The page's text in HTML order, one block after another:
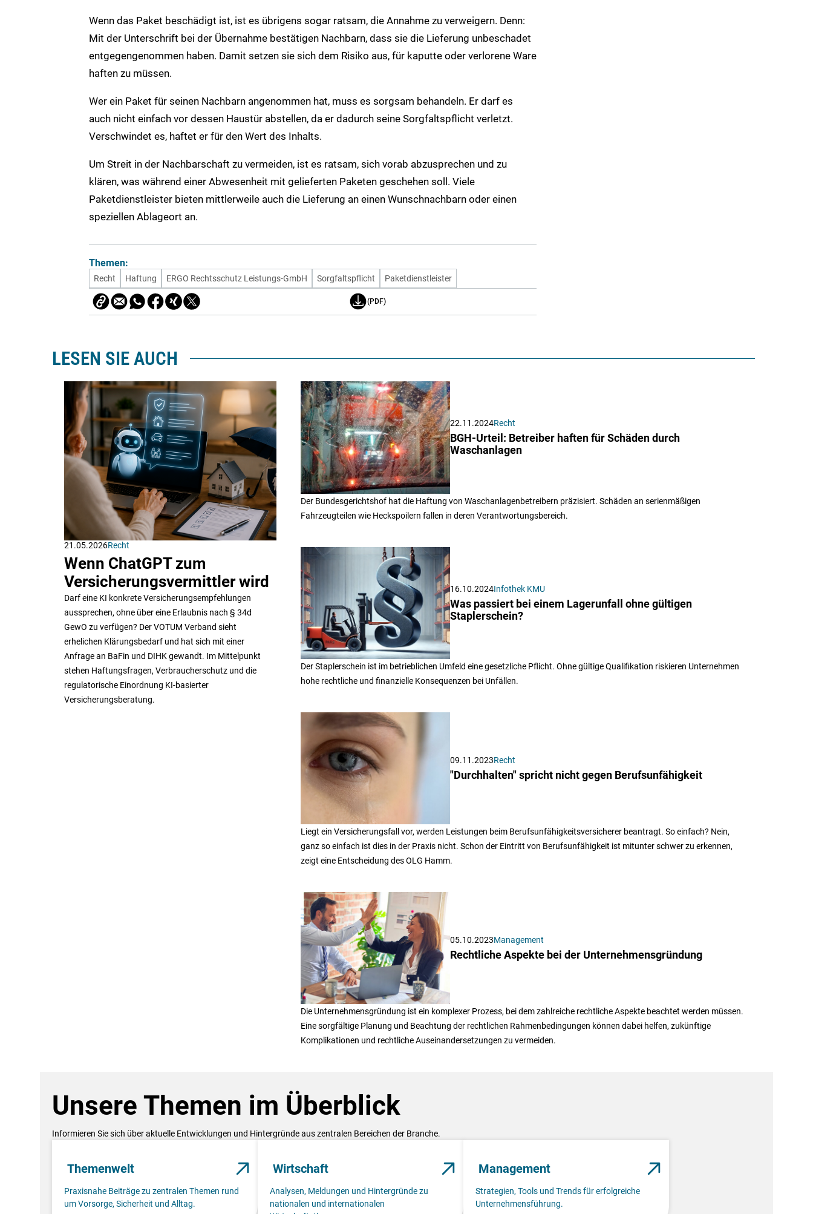
Wenn das Paket beschädigt ist, ist es übrigens sogar ratsam, die Annahme zu verweigern. Denn:
Mit der Unterschrift bei der Übernahme bestätigen Nachbarn, dass sie die Lieferung unbeschadet
entgegengenommen haben. Damit setzen sie sich dem Risiko aus, für kaputte oder verlorene Ware
haften zu müssen.
Wer ein Paket für seinen Nachbarn angenommen hat, muss es sorgsam behandeln. Er darf es
auch nicht einfach vor dessen Haustür abstellen, da er dadurch seine Sorgfaltspflicht verletzt.
Verschwindet es, haftet er für den Wert des Inhalts.
Um Streit in der Nachbarschaft zu vermeiden, ist es ratsam, sich vorab abzusprechen und zu
klären, was während einer Abwesenheit mit gelieferten Paketen geschehen soll. Viele
Paketdienstleister bieten mittlerweile auch die Lieferung an einen Wunschnachbarn oder einen
speziellen Ablageort an.
Themen:
Recht Haftung ERGO Rechtsschutz Leistungs-GmbH Sorgfaltspflicht Paketdienstleister
(PDF)
LESEN SIE AUCH
21.05.2026Recht
Wenn ChatGPT zum
Versicherungsvermittler wird
Darf eine KI konkrete Versicherungsempfehlungen
aussprechen, ohne über eine Erlaubnis nach § 34d
GewO zu verfügen? Der VOTUM Verband sieht
erhelichen Klärungsbedarf und hat sich mit einer
Anfrage an BaFin und DIHK gewandt. Im Mittelpunkt
stehen Haftungsfragen, Verbraucherschutz und die
regulatorische Einordnung KI-basierter
Versicherungsberatung.
22.11.2024Recht
BGH-Urteil: Betreiber haften für Schäden durch
Waschanlagen
Der Bundesgerichtshof hat die Haftung von Waschanlagenbetreibern präzisiert. Schäden an serienmäßigen
Fahrzeugteilen wie Heckspoilern fallen in deren Verantwortungsbereich.
16.10.2024Infothek KMU
Was passiert bei einem Lagerunfall ohne gültigen
Staplerschein?
Der Staplerschein ist im betrieblichen Umfeld eine gesetzliche Pflicht. Ohne gültige Qualifikation riskieren Unternehmen
hohe rechtliche und finanzielle Konsequenzen bei Unfällen.
09.11.2023Recht
"Durchhalten" spricht nicht gegen Berufsunfähigkeit
Liegt ein Versicherungsfall vor, werden Leistungen beim Berufsunfähigkeitsversicherer beantragt. So einfach? Nein,
ganz so einfach ist dies in der Praxis nicht. Schon der Eintritt von Berufsunfähigkeit ist mitunter schwer zu erkennen,
zeigt eine Entscheidung des OLG Hamm.
05.10.2023Management
Rechtliche Aspekte bei der Unternehmensgründung
Die Unternehmensgründung ist ein komplexer Prozess, bei dem zahlreiche rechtliche Aspekte beachtet werden müssen.
Eine sorgfältige Planung und Beachtung der rechtlichen Rahmenbedingungen können dabei helfen, zukünftige
Komplikationen und rechtliche Auseinandersetzungen zu vermeiden.
Unsere Themen im Überblick
Informieren Sie sich über aktuelle Entwicklungen und Hintergründe aus zentralen Bereichen der Branche.
Themenwelt
Praxisnahe Beiträge zu zentralen Themen rund
um Vorsorge, Sicherheit und Alltag.
Wirtschaft
Analysen, Meldungen und Hintergründe zu
nationalen und internationalen
Management
Strategien, Tools und Trends für erfolgreiche
Unternehmensführung.